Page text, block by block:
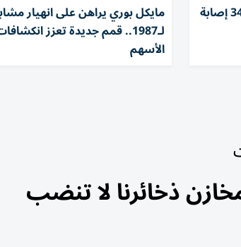
تحقيقات أمريكية بعد تسجيل 345 إصابة مايكل بوري يراهن على انهيار
لـ1987.. قمم جديدة تعزز
الأسهم
ذخائرنا لا تنضب